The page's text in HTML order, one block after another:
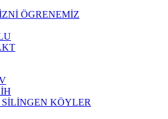
ÖGRENEMİZ
KÖYLER